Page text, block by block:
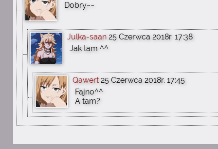
Dobry~~
Julka-saan 25 Czerwca 2018r. 17:38
Jak tam ^^
Qawert 25 Czerwca 2018r. 17:45
Fajno^^
A tam?